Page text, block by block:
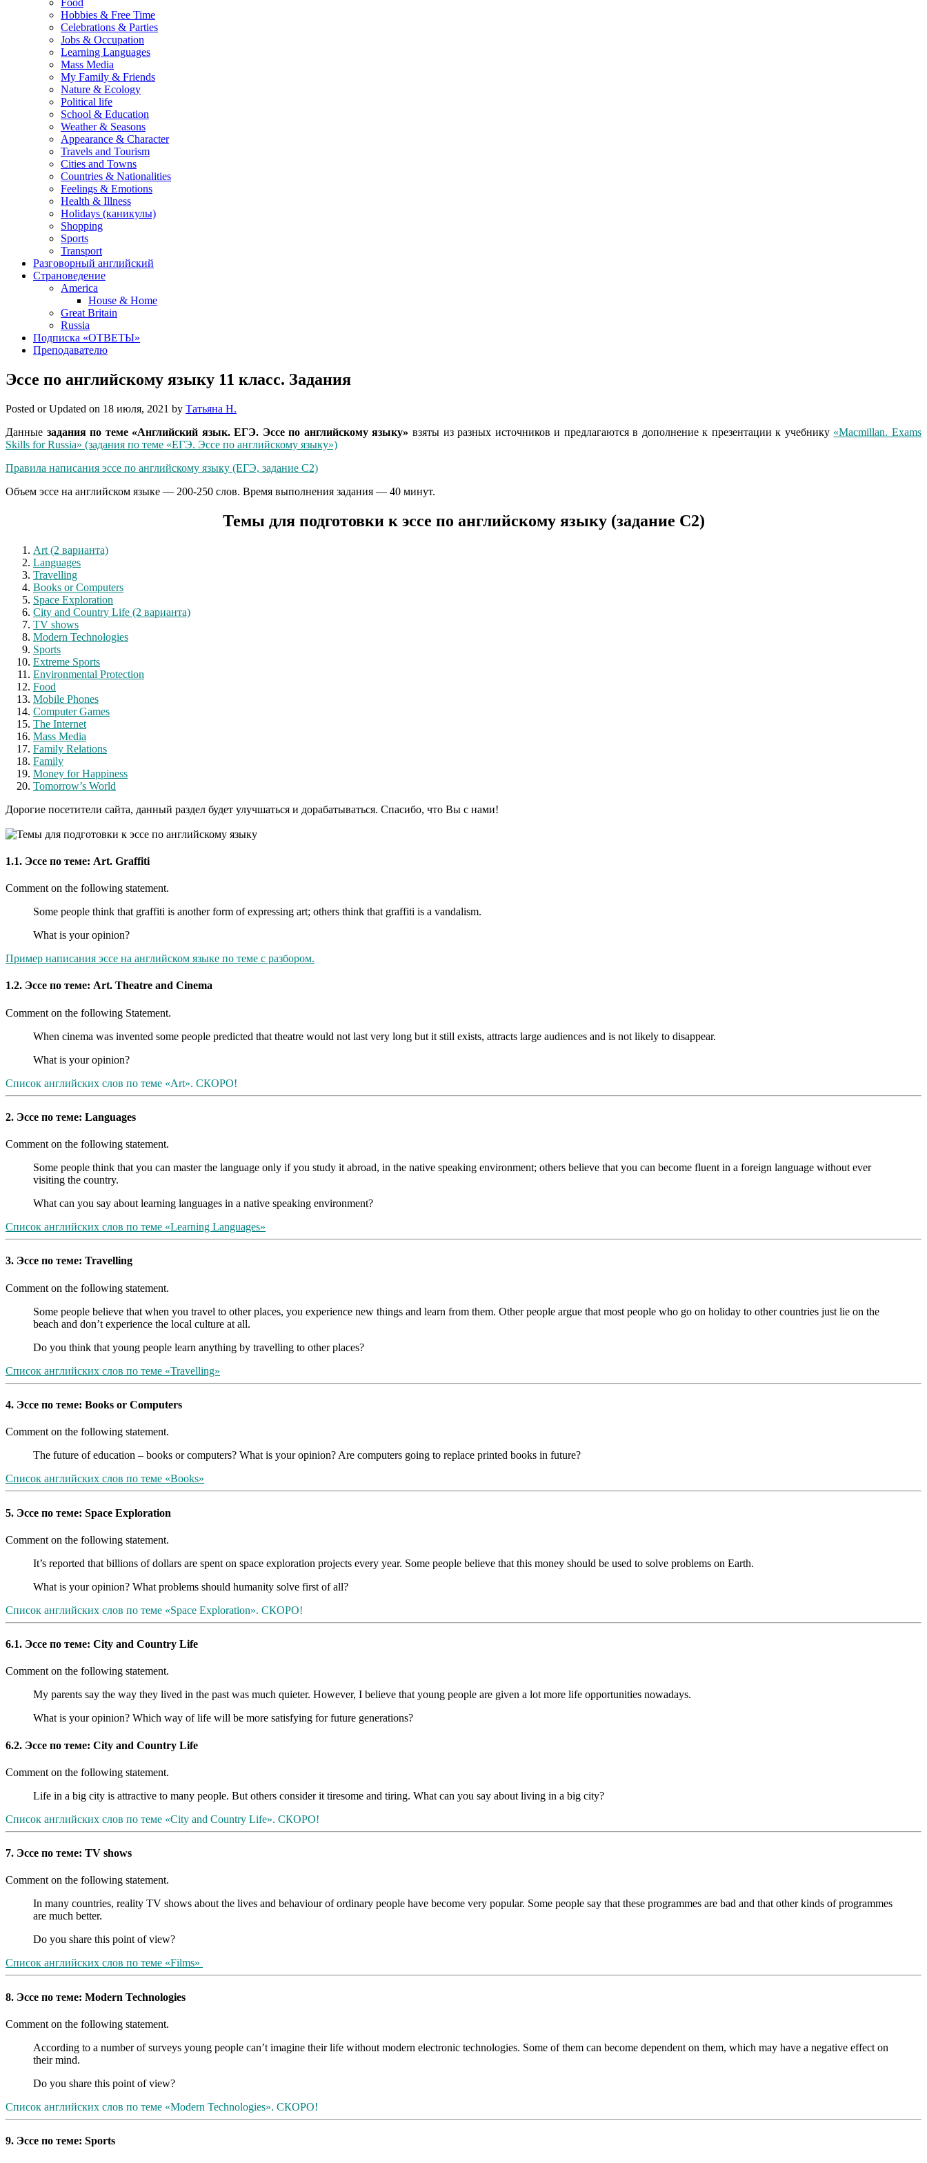
Food
Hobbies & Free Time
Celebrations & Parties
Jobs & Occupation
Learning Languages
Mass Media
My Family & Friends
Nature & Ecology
Political life
School & Education
Weather & Seasons
Appearance & Character
Travels and Tourism
Cities and Towns
Countries & Nationalities
Feelings & Emotions
Health & Illness
Holidays (каникулы)
Shopping
Sports
Transport
Разговорный английский
Страноведение
America
House & Home
Great Britain
Russia
Подписка «ОТВЕТЫ»
Преподавателю
Эссе по английскому языку 11 класс. Задания
Posted or Updated on 18 июля, 2021 by Татьяна Н.
Данные задания по теме «Английский язык. ЕГЭ. Эссе по английскому языку» взяты из разных источников и предлагаются в дополнение к презентации к учебнику «Macmillan. Exams
Skills for Russia» (задания по теме «ЕГЭ. Эссе по английскому языку»)
Правила написания эссе по английскому языку (ЕГЭ, задание С2)
Объем эссе на английском языке — 200-250 слов. Время выполнения задания — 40 минут.
Темы для подготовки к эссе по английскому языку (задание С2)
Art (2 варианта)
Languages
Travelling
Books or Computers
Space Exploration
City and Country Life (2 варианта)
TV shows
Modern Technologies
Sports
Extreme Sports
Environmental Protection
Food
Mobile Phones
Computer Games
The Internet
Mass Media
Family Relations
Family
Money for Happiness
Tomorrow’s World
Дорогие посетители сайта, данный раздел будет улучшаться и дорабатываться. Спасибо, что Вы с нами!
1.1. Эссе по теме: Art. Graffiti
Comment on the following statement.
Some people think that graffiti is another form of expressing art; others think that graffiti is a vandalism.
What is your opinion?
Пример написания эссе на английском языке по теме с разбором.
1.2. Эссе по теме: Art. Theatre and Cinema
Comment on the following Statement.
When cinema was invented some people predicted that theatre would not last very long but it still exists, attracts large audiences and is not likely to disappear.
What is your opinion?
Список английских слов по теме «Art». СКОРО!
2. Эссе по теме: Languages
Comment on the following statement.
Some people think that you can master the language only if you study it abroad, in the native speaking environment; others believe that you can become fluent in a for­eign language without ever
visiting the country.
What can you say about learning languages in a native speaking envi­ronment?
Список английских слов по теме «Learning Languages»
3. Эссе по теме: Travelling
Comment on the following statement.
Some people believe that when you travel to other places, you experience new things and learn from them. Other people argue that most people who go on holiday to other countries just lie on the
beach and don’t experience the local culture at all.
Do you think that young people learn anything by travelling to other places?
Список английских слов по теме «Travelling»
4. Эссе по теме: Books or Computers
Comment on the following statement.
The future of education – books or computers? What is your opinion? Are computers going to replace printed books in future?
Список английских слов по теме «Books»
5. Эссе по теме: Space Exploration
Comment on the following statement.
It’s reported that billions of dollars are spent on space exploration projects every year. Some people believe that this money should be used to solve problems on Earth.
What is your opinion? What problems should humanity solve first of all?
Список английских слов по теме «Space Exploration». СКОРО!
6.1. Эссе по теме: City and Country Life
Comment on the following statement.
My parents say the way they lived in the past was much quieter. However, I believe that young people are given a lot more life opportunities nowadays.
What is your opinion? Which way of life will be more satisfying for future gen­erations?
6.2. Эссе по теме: City and Country Life
Comment on the following statement.
Life in a big city is attractive to many people. But others consider it tiresome and tiring. What can you say about living in a big city?
Список английских слов по теме «City and Country Life». СКОРО!
7. Эссе по теме: TV shows
Comment on the following statement.
In many countries, reality TV shows about the lives and behaviour of ordinary people have become very popular. Some people say that these programmes are bad and that other kinds of programmes
are much better.
Do you share this point of view?
Список английских слов по теме «Films»
8. Эссе по теме: Modern Technologies
Comment on the following statement.
According to a number of surveys young people can’t imagine their life without modern electronic technologies. Some of them can become dependent on them, which may have a negative effect on
their mind.
Do you share this point of view?
Список английских слов по теме «Modern Technologies». СКОРО!
9. Эссе по теме: Sports